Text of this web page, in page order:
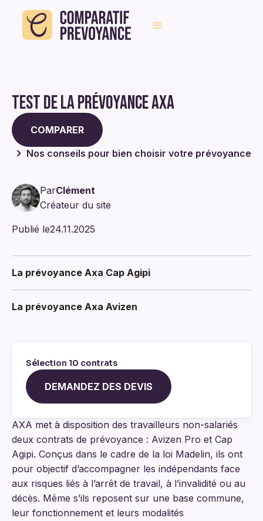
Test de la prévoyance Axa
COMPARER
Nos conseils pour bien choisir votre prévoyance
ParClément
Créateur du site
Publié le24.11.2025
La prévoyance Axa Cap Agipi
La prévoyance Axa Avizen
Sélection 10 contrats
DEMANDEZ DES DEVIS
AXA met à disposition des travailleurs non-salariés
deux contrats de prévoyance : Avizen Pro et Cap
Agipi. Conçus dans le cadre de la loi Madelin, ils ont
pour objectif d’accompagner les indépendants face
aux risques liés à l’arrêt de travail, à l’invalidité ou au
décès. Même s’ils reposent sur une base commune,
leur fonctionnement et leurs modalités